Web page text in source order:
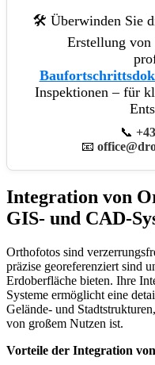
🛠️ Überwinden Sie
Erstellung von
Inspektionen – für
📞
📧
Integration von
GIS- und CAD-
Orthofotos sind
präzise georeferenziert sind
Erdoberfläche bieten. Ihre
Systeme ermöglicht eine
Gelände- und
von großem Nutzen ist.
Vorteile der Integration